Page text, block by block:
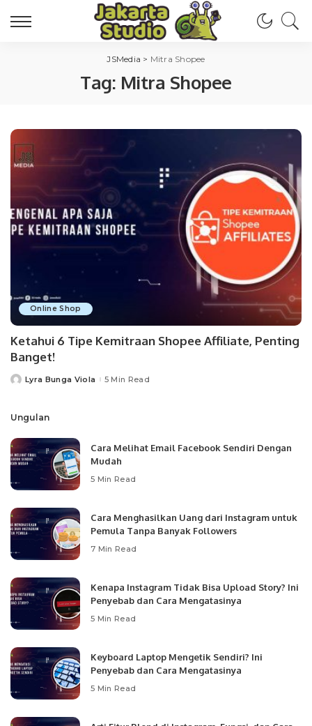
JSMedia > Mitra Shopee
Tag: Mitra Shopee
Online Shop
Ketahui 6 Tipe Kemitraan Shopee Affiliate, Penting
Banget!
PostedLyra Bunga Viola 5 Min Read
Ungulan
Cara Melihat Email Facebook Sendiri Dengan
Mudah
5 Min Read
Cara Menghasilkan Uang dari Instagram untuk
Pemula Tanpa Banyak Followers
7 Min Read
Kenapa Instagram Tidak Bisa Upload Story? Ini
Penyebab dan Cara Mengatasinya
5 Min Read
Keyboard Laptop Mengetik Sendiri? Ini
Penyebab dan Cara Mengatasinya
5 Min Read